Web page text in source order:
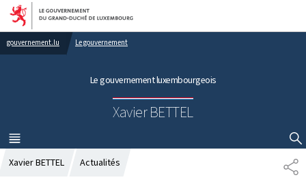
Aller au menu principal
Aller au contenu
gouvernement.lu Le gouvernement
Le gouvernement luxembourgeois
Xavier BETTEL
MENU
PRINCIPAL
AFFICHER / MASQUER LA RECHERCHE
P
A
Xavier BETTEL Actualités